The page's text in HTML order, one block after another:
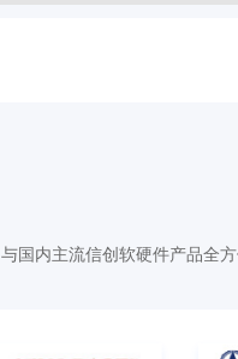
与国内主流信创软硬件产品全